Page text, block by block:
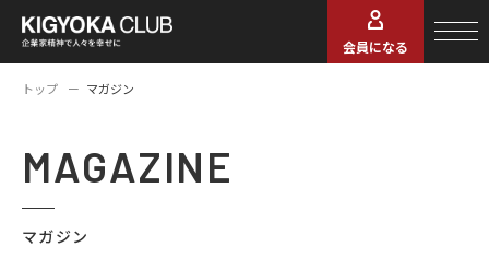
会員になる
トップ マガジン
MAGAZINE
マガジン